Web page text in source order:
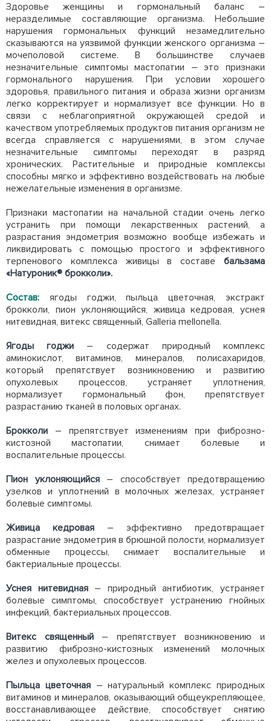
Здоровье женщины и гормональный баланс –
неразделимые составляющие организма. Небольшие
нарушения гормональных функций незамедлительно
сказываются на уязвимой функции женского организма –
мочеполовой системе. В большинстве случаев
незначительные симптомы мастопатии – это признаки
гормонального нарушения. При условии хорошего
здоровья, правильного питания и образа жизни организм
легко корректирует и нормализует все функции. Но в
связи с неблагоприятной окружающей средой и
качеством употребляемых продуктов питания организм не
всегда справляется с нарушениями, в этом случае
незначительные симптомы переходят в разряд
хронических. Растительные и природные комплексы
способны мягко и эффективно воздействовать на любые
нежелательные изменения в организме.
Признаки мастопатии на начальной стадии очень легко
устранить при помощи лекарственных растений, а
разрастания эндометрия возможно вообще избежать и
ликвидировать с помощью простого и эффективного
терпенового комплекса живицы в составе бальзама
«Натуроник® брокколи».
Состав: ягоды годжи, пыльца цветочная, экстракт
брокколи, пион уклоняющийся, живица кедровая, уснея
нитевидная, витекс священный, Galleria mellonella.
Ягоды годжи – содержат природный комплекс
аминокислот, витаминов, минералов, полисахаридов,
который препятствует возникновению и развитию
опухолевых процессов, устраняет уплотнения,
нормализует гормональный фон, препятствует
разрастанию тканей в половых органах.
Брокколи – препятствует изменениям при фиброзно-
кистозной мастопатии, снимает болевые и
воспалительные процессы.
Пион уклоняющийся– способствует предотвращению
узелков и уплотнений в молочных железах, устраняет
болевые симптомы.
Живица кедровая – эффективно предотвращает
разрастание эндометрия в брюшной полости, нормализует
обменные процессы, снимает воспалительные и
бактериальные процессы.
Уснея нитевидная– природный антибиотик, устраняет
болевые симптомы, способствует устранению гнойных
инфекций, бактериальных процессов.
Витекс священный– препятствует возникновению и
развитию фиброзно-кистозных изменений молочных
желез и опухолевых процессов.
Пыльца цветочная– натуральный комплекс природных
витаминов и минералов, оказывающий общеукрепляющее,
восстанавливающее действие, способствует снятию